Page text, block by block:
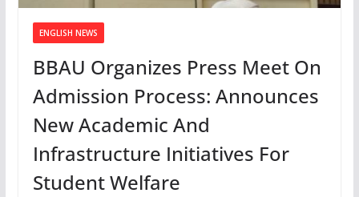
ENGLISH NEWS
BBAU Organizes Press Meet On
Admission Process: Announces
New Academic And
Infrastructure Initiatives For
Student Welfare